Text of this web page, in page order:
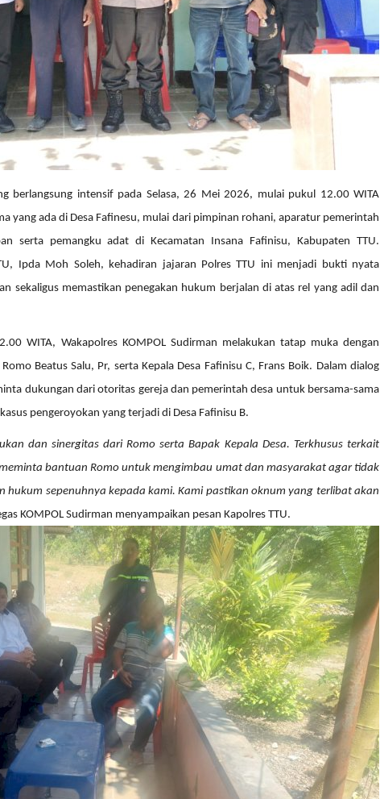
berlangsung intensif pada Selasa, 26 Mei 2026, mulai pukul 12.00 WITA
yang ada di Desa Fafinesu, mulai dari pimpinan rohani, aparatur pemerintah
serta pemangku adat di Kecamatan Insana Fafinisu, Kabupaten TTU.
Ipda Moh Soleh, kehadiran jajaran Polres TTU ini menjadi bukti nyata
sekaligus memastikan penegakan hukum berjalan di atas rel yang adil dan
WITA, Wakapolres KOMPOL Sudirman melakukan tatap muka dengan
Beatus Salu, Pr, serta Kepala Desa Fafinisu C, Frans Boik. Dalam dialog
dukungan dari otoritas gereja dan pemerintah desa untuk bersama-sama
pengeroyokan yang terjadi di Desa Fafinisu B.
dan sinergitas dari Romo serta Bapak Kepala Desa. Terkhusus terkait
bantuan Romo untuk mengimbau umat dan masyarakat agar tidak
hukum sepenuhnya kepada kami. Kami pastikan oknum yang terlibat akan
KOMPOL Sudirman menyampaikan pesan Kapolres TTU.
DI...
3, 2019 2344
HUT Polwan ke-76, Kapolri Apresiasi
Prestasi yang Ditorehkan...
Humas Polres Timor Tengah Utara Okt 3, 2024 1289